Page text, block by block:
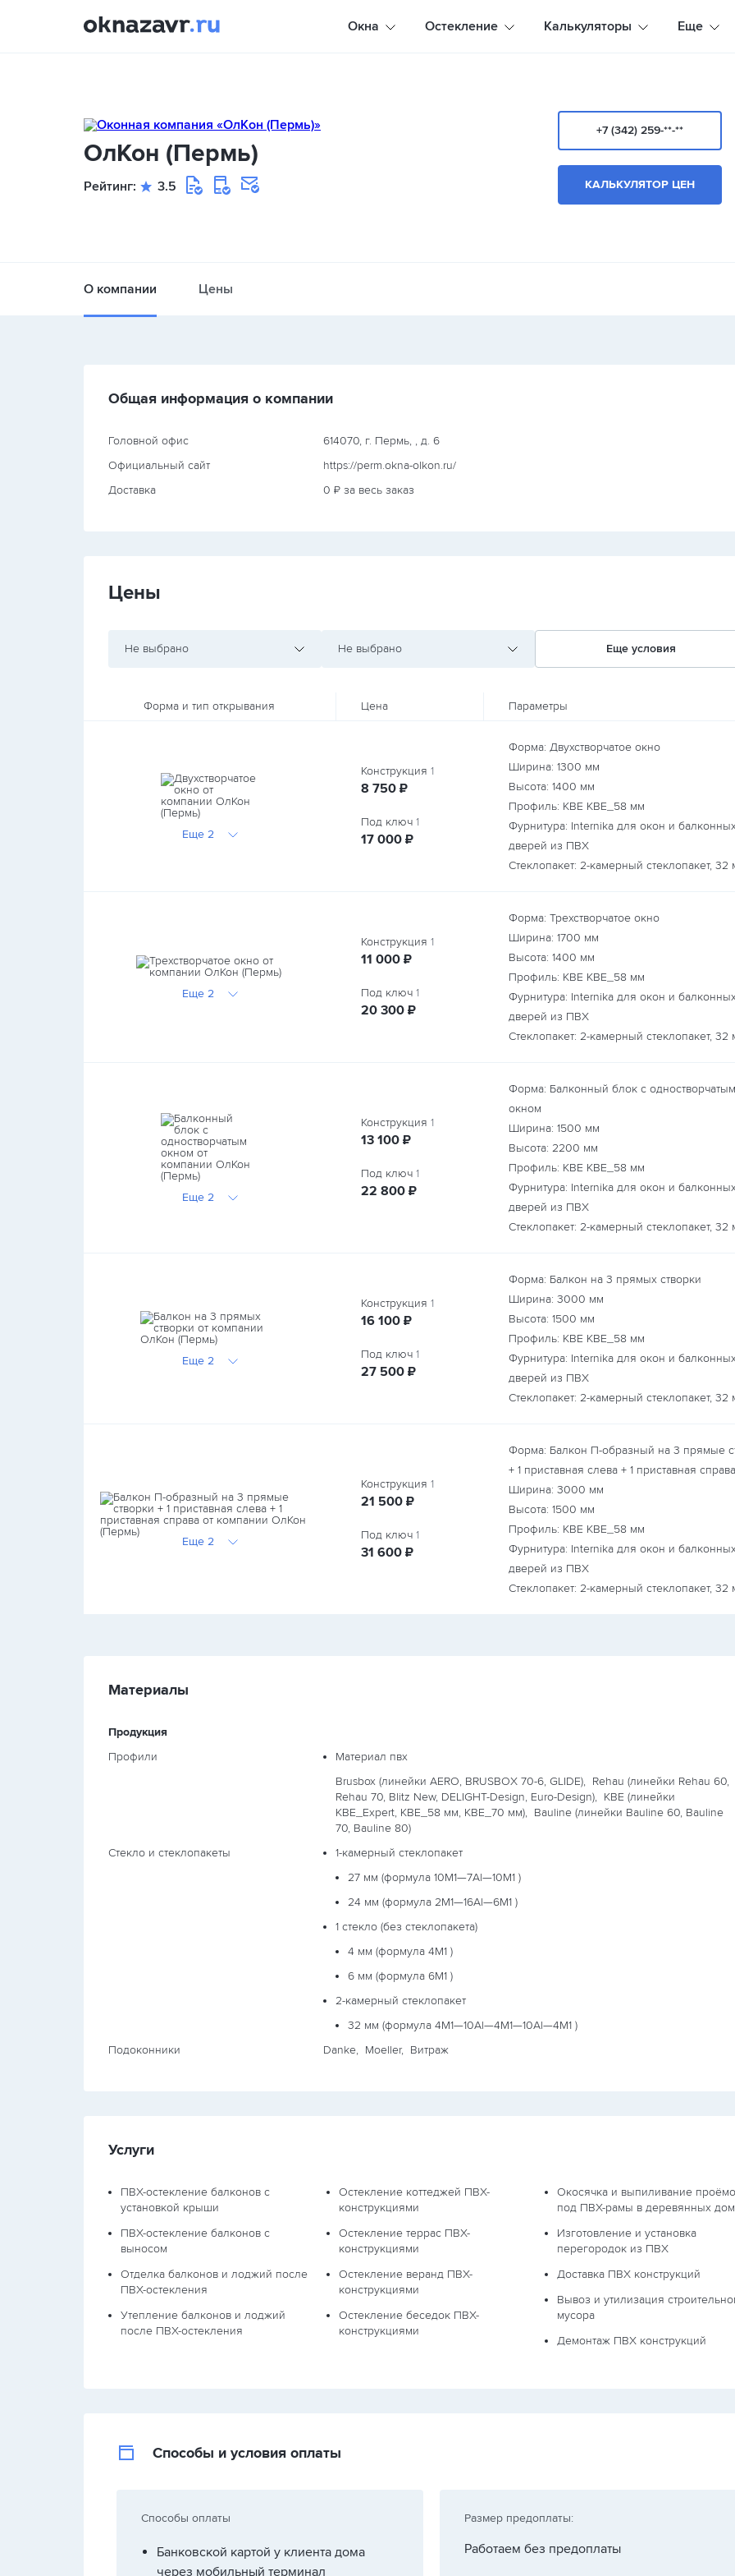
Окна Остекление Калькуляторы Еще
ОлКон (Пермь)
Рейтинг: 3.5
+7 (342) 259-**-**
КАЛЬКУЛЯТОР ЦЕН
О компании Цены
Общая информация о компании
Головной офис
614070, г. Пермь, , д. 6
Официальный сайт
https://perm.okna-olkon.ru/
Доставка
0 ₽ за весь заказ
Цены
Не выбрано Не выбрано Еще условия
Форма и тип открывания Цена Параметры
Еще 2
Конструкция 1
8 750 руб.
₽
Под ключ 1
17 000 руб.
₽
Форма: Двухстворчатое окно
Ширина: 1300 мм
Высота: 1400 мм
Профиль: KBE КВЕ_58 мм
Фурнитура: Internika для окон и
дверей из ПВХ
Стеклопакет: 2-камерный стеклопакет, 32
Еще 2
Конструкция 1
11 000 руб.
₽
Под ключ 1
20 300 руб.
₽
Форма: Трехстворчатое окно
Ширина: 1700 мм
Высота: 1400 мм
Профиль: KBE КВЕ_58 мм
Фурнитура: Internika для окон и
дверей из ПВХ
Стеклопакет: 2-камерный стеклопакет, 32
Еще 2
Конструкция 1
13 100 руб.
₽
Под ключ 1
22 800 руб.
₽
Форма: Балконный блок с одностворчатым
окном
Ширина: 1500 мм
Высота: 2200 мм
Профиль: KBE КВЕ_58 мм
Фурнитура: Internika для окон и
дверей из ПВХ
Стеклопакет: 2-камерный стеклопакет, 32
Еще 2
Конструкция 1
16 100 руб.
₽
Под ключ 1
27 500 руб.
₽
Форма: Балкон на 3 прямых створки
Ширина: 3000 мм
Высота: 1500 мм
Профиль: KBE КВЕ_58 мм
Фурнитура: Internika для окон и
дверей из ПВХ
Стеклопакет: 2-камерный стеклопакет, 32
Еще 2
Конструкция 1
21 500 руб.
₽
Под ключ 1
31 600 руб.
₽
Форма: Балкон П-образный на 3 прямые
+ 1 приставная слева + 1 приставная справа
Ширина: 3000 мм
Высота: 1500 мм
Профиль: KBE КВЕ_58 мм
Фурнитура: Internika для окон и
дверей из ПВХ
Стеклопакет: 2-камерный стеклопакет, 32
Материалы
Продукция
Профили
Материал пвх
Brusbox (линейки AERO, BRUSBOX 70-6, GLIDE), Rehau (линейки Rehau 60,
Rehau 70, Blitz New, DELIGHT-Design, Euro-Design), KBE (линейки
KBE_Expert, КВЕ_58 мм, КВЕ_70 мм), Bauline (линейки Bauline 60, Bauline
70, Bauline 80)
Стекло и стеклопакеты
1-камерный стеклопакет
27 мм (формула 10М1—7Al—10М1 )
24 мм (формула 2М1—16Al—6М1 )
1 стекло (без стеклопакета)
4 мм (формула 4М1 )
6 мм (формула 6М1 )
2-камерный стеклопакет
32 мм (формула 4М1—10Al—4М1—10Al—4М1 )
Подоконники
Danke, Moeller, Витраж
Услуги
ПВХ-остекление балконов с
установкой крыши
ПВХ-остекление балконов с
выносом
Отделка балконов и лоджий после
ПВХ-остекления
Утепление балконов и лоджий
после ПВХ-остекления
Остекление коттеджей ПВХ-
конструкциями
Остекление террас ПВХ-
конструкциями
Остекление веранд ПВХ-
конструкциями
Остекление беседок ПВХ-
конструкциями
Окосячка и выпиливание
под ПВХ-рамы в деревянных
Изготовление и установка
перегородок из ПВХ
Доставка ПВХ конструкций
Вывоз и утилизация
мусора
Демонтаж ПВХ конструкций
Способы и условия оплаты
Способы оплаты
Банковской картой у клиента дома
через мобильный терминал
Размер предоплаты:
Работаем без предоплаты